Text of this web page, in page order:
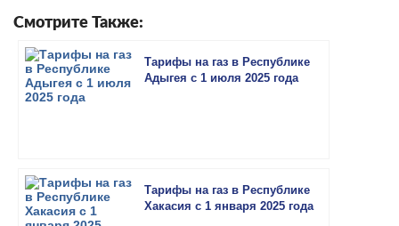
Смотрите Также:
Тарифы на газ в Республике
Адыгея с 1 июля 2025 года
Тарифы на газ в Республике
Хакасия с 1 января 2025 года